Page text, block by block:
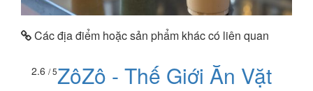
Các địa điểm hoặc sản phẩm khác có liên quan
2.6 / 5ZôZô - Thế Giới Ăn Vặt